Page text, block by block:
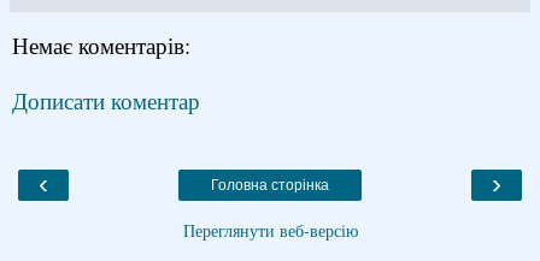
Немає коментарів:
Дописати коментар
‹ ›
Головна сторінка
Переглянути веб-версію